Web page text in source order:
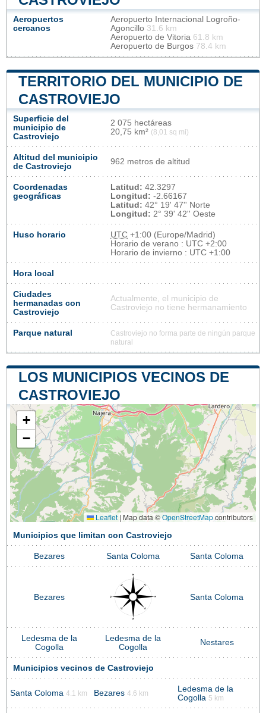
Aeropuertos
cercanos
Aeropuerto Internacional Logroño-
Agoncillo 31.6 km
Aeropuerto de Vitoria 61.8 km
Aeropuerto de Burgos 78.4 km
TERRITORIO DEL MUNICIPIO DE
CASTROVIEJO
Superficie del
municipio de
Castroviejo
2 075 hectáreas
20,75 km² (8,01 sq mi)
Altitud del municipio
de Castroviejo
962 metros de altitud
Coordenadas
geográficas
Latitud: 42.3297
Longitud: -2.66167
Latitud: 42° 19' 47'' Norte
Longitud: 2° 39' 42'' Oeste
Huso horario UTC +1:00 (Europe/Madrid)
Horario de verano : UTC +2:00
Horario de invierno : UTC +1:00
Hora local
Ciudades
hermanadas con
Castroviejo
Actualmente, el municipio de
Castroviejo no tiene hermanamiento
Parque natural
Castroviejo no forma parte de ningún parque
natural
LOS MUNICIPIOS VECINOS DE
CASTROVIEJO
+
−
Leaflet | Map data ©OpenStreetMapcontributors
Municipios que limitan con Castroviejo
Bezares Santa Coloma Santa Coloma
Bezares Santa Coloma
Ledesma de la
Cogolla
Ledesma de la
Cogolla
Nestares
Municipios vecinos de Castroviejo
Santa Coloma 4.1 km Bezares 4.6 km
Ledesma de la
Cogolla 5 km